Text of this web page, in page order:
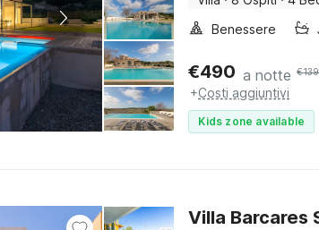
Benessere
€490 a notte €
+Costi aggiuntivi
Kids zone available
Villa Barcares